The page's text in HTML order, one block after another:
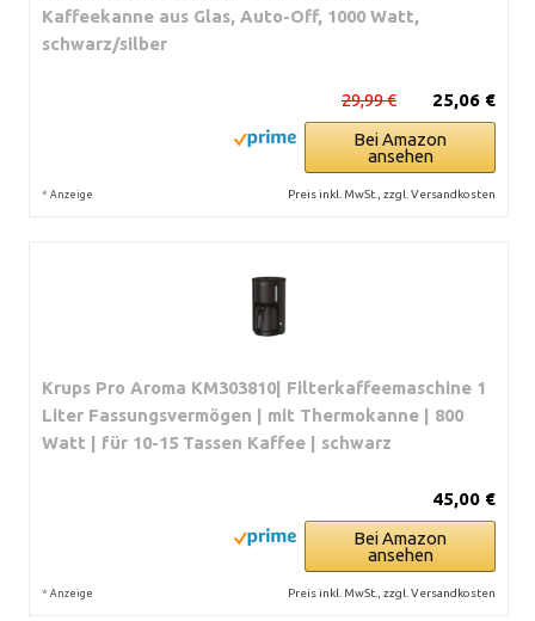
Kaffeekanne aus Glas, Auto-Off, 1000 Watt,
schwarz/silber
25,06 €
29,99 €
Bei Amazon
ansehen
* Anzeige Preis inkl. MwSt., zzgl. Versandkosten
Krups Pro Aroma KM303810| Filterkaffeemaschine 1
Liter Fassungsvermögen | mit Thermokanne | 800
Watt | für 10-15 Tassen Kaffee | schwarz
45,00 €
Bei Amazon
ansehen
* Anzeige Preis inkl. MwSt., zzgl. Versandkosten